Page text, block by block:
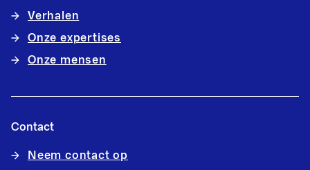
Verhalen
Onze expertises
Onze mensen
Contact
Neem contact op